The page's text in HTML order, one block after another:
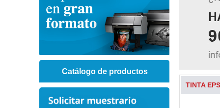
TINTA
Catálogo de productos